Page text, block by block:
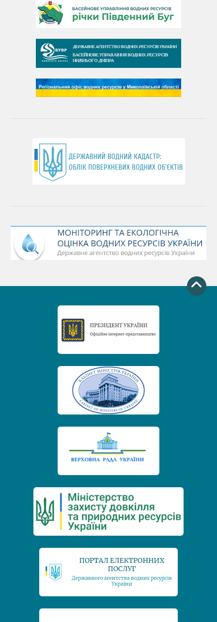
День Південного Бугу
День чистих берегів
День довкілля
(місячник благоустрою)
День Чорного моря
День захисту річок